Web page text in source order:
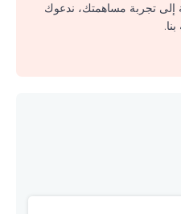
إلى تجربة مساهمتك، ندعوك